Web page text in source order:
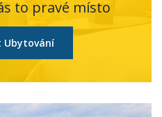
to pravé místo
Ubytování